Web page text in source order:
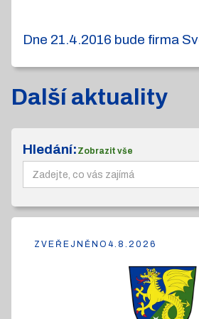
Dne 21.4.2016 bude firma
Další aktuality
Hledání: Zobrazit vše
ZVEŘEJNĚNO 4.8.2026